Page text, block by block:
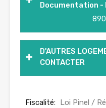
Documentation
D'AUTRES
CONTACTER
Fiscalité: Loi Pinel /